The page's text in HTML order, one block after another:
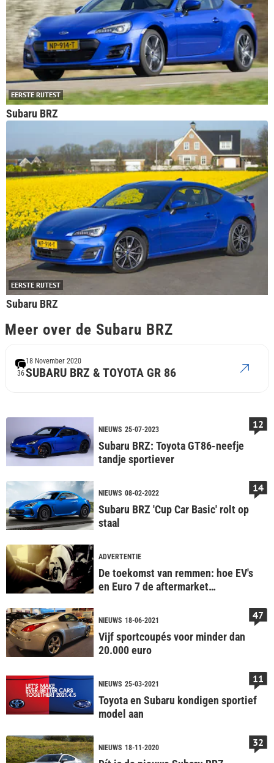
EERSTE RIJTEST
Subaru BRZ
EERSTE RIJTEST
Subaru BRZ
Meer over de Subaru BRZ
36SUBARU BRZ & TOYOTA GR 86
18 November 2020
NIEUWS 25-07-2023
Subaru BRZ: Toyota GT86-neefje
tandje sportiever
12
NIEUWS 08-02-2022
Subaru BRZ 'Cup Car Basic' rolt op
staal
14
ADVERTENTIE
De toekomst van remmen: hoe EV's
en Euro 7 de aftermarket
NIEUWS 18-06-2021
Vijf sportcoupés voor minder dan
20.000 euro
47
NIEUWS 25-03-2021
Toyota en Subaru kondigen sportief
model aan
11
NIEUWS 18-11-2020 32